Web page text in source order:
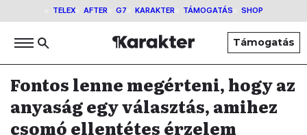
TELEX AFTER G7 KARAKTER TÁMOGATÁS SHOP
Támogatás
Fontos lenne megérteni, hogy az
anyaság egy választás, amihez
csomó ellentétes érzelem